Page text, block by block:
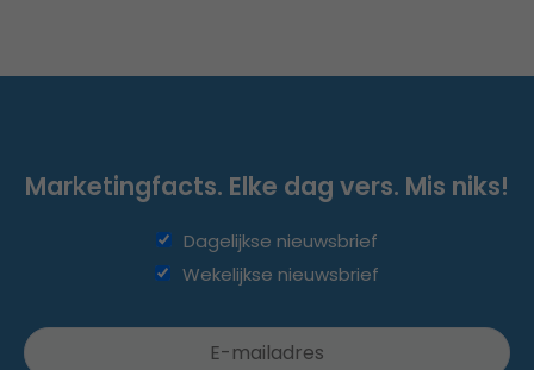
Marketingfacts. Elke dag vers. Mis niks!
Dagelijkse nieuwsbrief
Wekelijkse nieuwsbrief